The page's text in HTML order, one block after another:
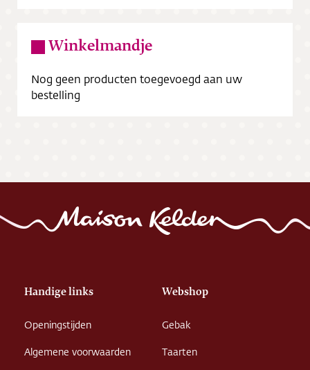
Winkelmandje
Nog geen producten toegevoegd aan uw
bestelling
Handige links
Openingstijden
Algemene voorwaarden
Webshop
Gebak
Taarten